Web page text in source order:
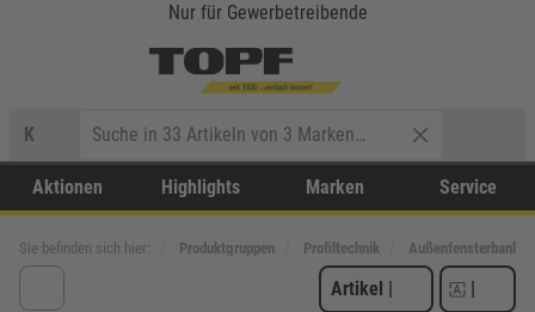
Nur für Gewerbetreibende
K
Aktionen Highlights Marken Service
Sie befinden sich hier: Produktgruppen Profiltechnik Außenfensterbank
Artikel | |